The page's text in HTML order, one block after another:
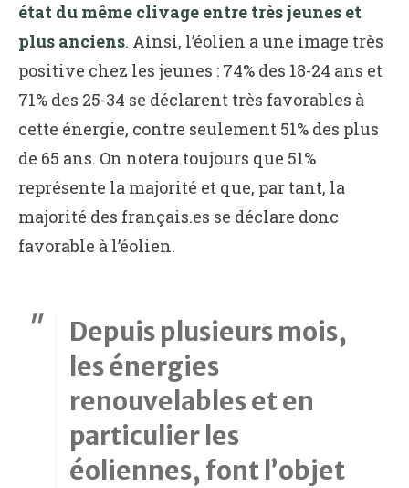
état du même clivage entre très jeunes et
plus anciens. Ainsi, l’éolien a une image très
positive chez les jeunes : 74% des 18-24 ans et
71% des 25-34 se déclarent très favorables à
cette énergie, contre seulement 51% des plus
de 65 ans. On notera toujours que 51%
représente la majorité et que, par tant, la
majorité des français.es se déclare donc
favorable à l’éolien.
Depuis plusieurs mois,
les énergies
renouvelables et en
particulier les
éoliennes, font l’objet